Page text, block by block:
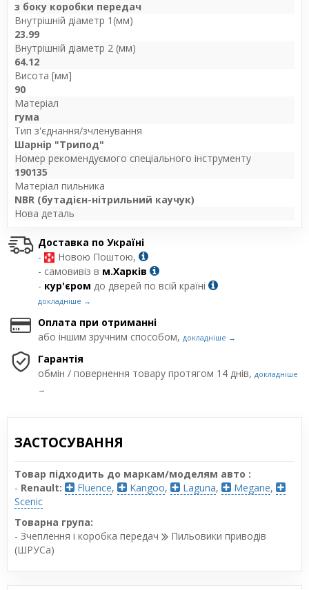
з боку коробки передач
Внутрішній діаметр 1(мм)
23.99
Внутрішній діаметр 2 (мм)
64.12
Висота [мм]
90
Матеріал
гума
Тип з'єднання/зчленування
Шарнір "Трипод"
Номер рекомендуємого спеціального інструменту
190135
Матеріал пильника
NBR (бутадієн-нітрильний каучук)
Нова деталь
Доставка по Україні
-
Новою Поштою,
- самовивіз в м.Харків
- кур'єром до дверей по всій країні
докладніше →
Оплата при отриманні
або іншим зручним способом, докладніше →
Гарантія
обмін / повернення товару протягом 14 днів, докладніше
→
ЗАСТОСУВАННЯ
Товар підходить до маркам/моделям авто :
- Renault: Fluence, Kangoo, Laguna, Megane,
Scenic
Товарна група:
- Зчеплення і коробка передач
Пильовики приводів
(ШРУСа)